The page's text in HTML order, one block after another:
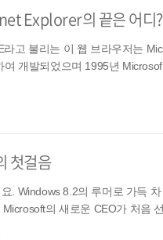
Explorer의 끝은 어디?
고 불리는 이 웹 브라우저는
개발되었으며 1995년
첫걸음
. Windows 8.2의 루머로 가득
의 새로운 CEO가 처음 선